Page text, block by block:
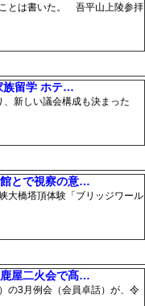
とは書いた。 吾平山上陵参拝
族留学 ホテ…
新しい議会構成も決まった
とで視察の意…
大橋塔頂体験「ブリッジワール
屋二火会で髙…
の3月例会（会員卓話）が、令